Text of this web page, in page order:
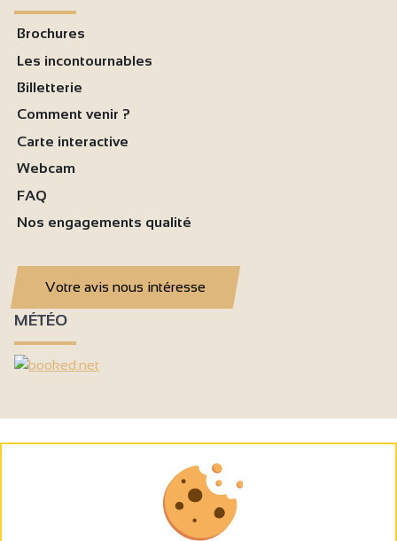
Brochures
Les incontournables
Billetterie
Comment venir ?
Carte interactive
Webcam
FAQ
Nos engagements qualité
Votre avis nous intéresse
MÉTÉO